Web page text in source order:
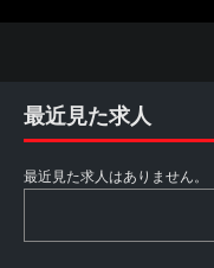
最近見た求人
最近見た求人はありません。